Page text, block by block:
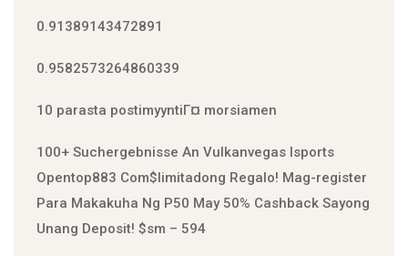
0.91389143472891
0.9582573264860339
10 parasta postimyyntiГ¤ morsiamen
100+ Suchergebnisse An Vulkanvegas Isports
Open️top883 Com$limitadong Regalo! Mag-register
Para Makakuha Ng P50 May 50% Cashback Sayong
Unang Deposit! $sm – 594